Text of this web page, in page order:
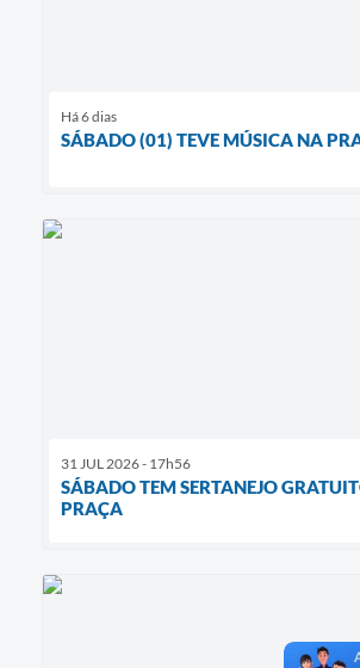
Há 6 dias
SÁBADO (01) TEVE MÚSICA NA
31 JUL 2026 - 17h56
SÁBADO TEM SERTANEJO
PRAÇA